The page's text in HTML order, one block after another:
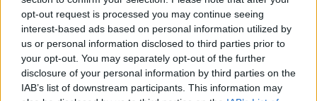
opt-out request is processed you may continue seeing
interest-based ads based on personal information utilized by
us or personal information disclosed to third parties prior to
your opt-out. You may separately opt-out of the further
disclosure of your personal information by third parties on the
IAB’s list of downstream participants. This information may
In meiner Nachbarschaft wuchs man mit der Tour de
France auf. Sie war überall – es waren die letzten großen
Jahre von Eddy Merckx. Wir waren Kinder, trugen Trikots
und spielten die gesamte Rundfahrt nach. Zwei Brücken
wurden zu unseren „Bergen“, und wir rasten über
Straßen, als Autos noch nicht den Ton angaben. Mit 13
Jahren war mein Herz endgültig dem Radsport verfallen.